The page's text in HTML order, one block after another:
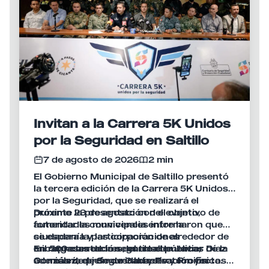
Invitan a la Carrera 5K Unidos
por la Seguridad en Saltillo
7 de agosto de 2026
2 min
El Gobierno Municipal de Saltillo presentó
la tercera edición de la Carrera 5K Unidos
por la Seguridad, que se realizará el
próximo 23 de agosto con el objetivo de
fomentar la convivencia entre la
ciudadanía y las corporaciones
encargadas de la seguridad pública,
además de promover la activación física.
Durante la presentación del evento,
autoridades municipales informaron que
se espera la participación de alrededor de
mil 500 corredores, entre elementos de la
Comisaría de Seguridad y Protección
En representación del alcalde Javier Díaz
González, el jefe de Gabinete y Proyectos